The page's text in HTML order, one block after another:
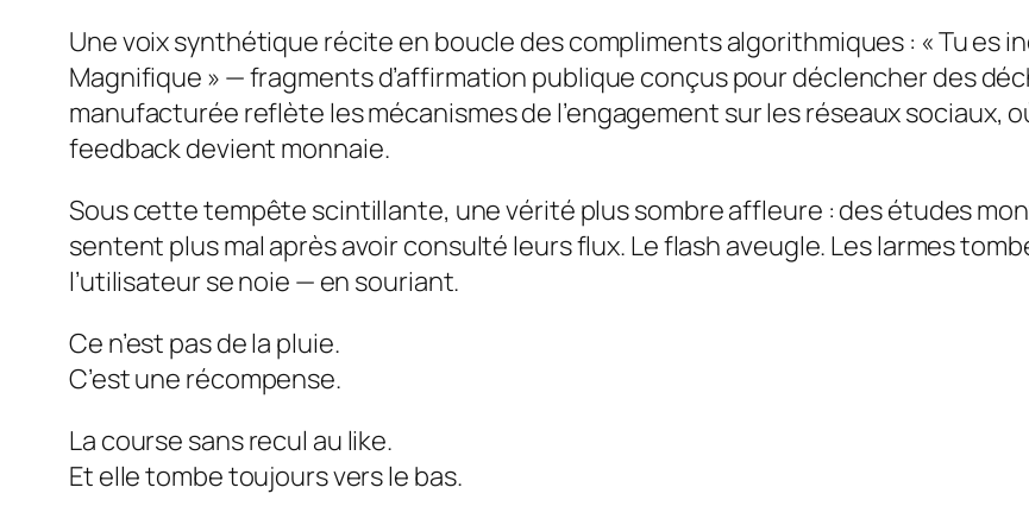
Une voix synthétique récite en boucle des compliments algorithmiques : « Tu es
Magnifique » — fragments d’affirmation publique conçus pour déclencher des
manufacturée reflète les mécanismes de l’engagement sur les réseaux sociaux,
feedback devient monnaie.
Sous cette tempête scintillante, une vérité plus sombre affleure : des études
sentent plus mal après avoir consulté leurs flux. Le flash aveugle. Les larmes
l’utilisateur se noie — en souriant.
Ce n’est pas de la pluie.
C’est une récompense.
La course sans recul au like.
Et elle tombe toujours vers le bas.